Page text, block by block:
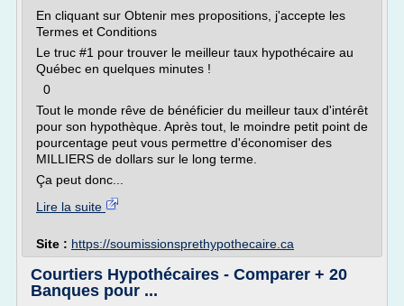
En cliquant sur Obtenir mes propositions, j'accepte les
Termes et Conditions
Le truc #1 pour trouver le meilleur taux hypothécaire au
Québec en quelques minutes !
0
Tout le monde rêve de bénéficier du meilleur taux d'intérêt
pour son hypothèque. Après tout, le moindre petit point de
pourcentage peut vous permettre d'économiser des
MILLIERS de dollars sur le long terme.
Ça peut donc...
Lire la suite
Site : https://soumissionsprethypothecaire.ca
Courtiers Hypothécaires - Comparer + 20
Banques pour ...